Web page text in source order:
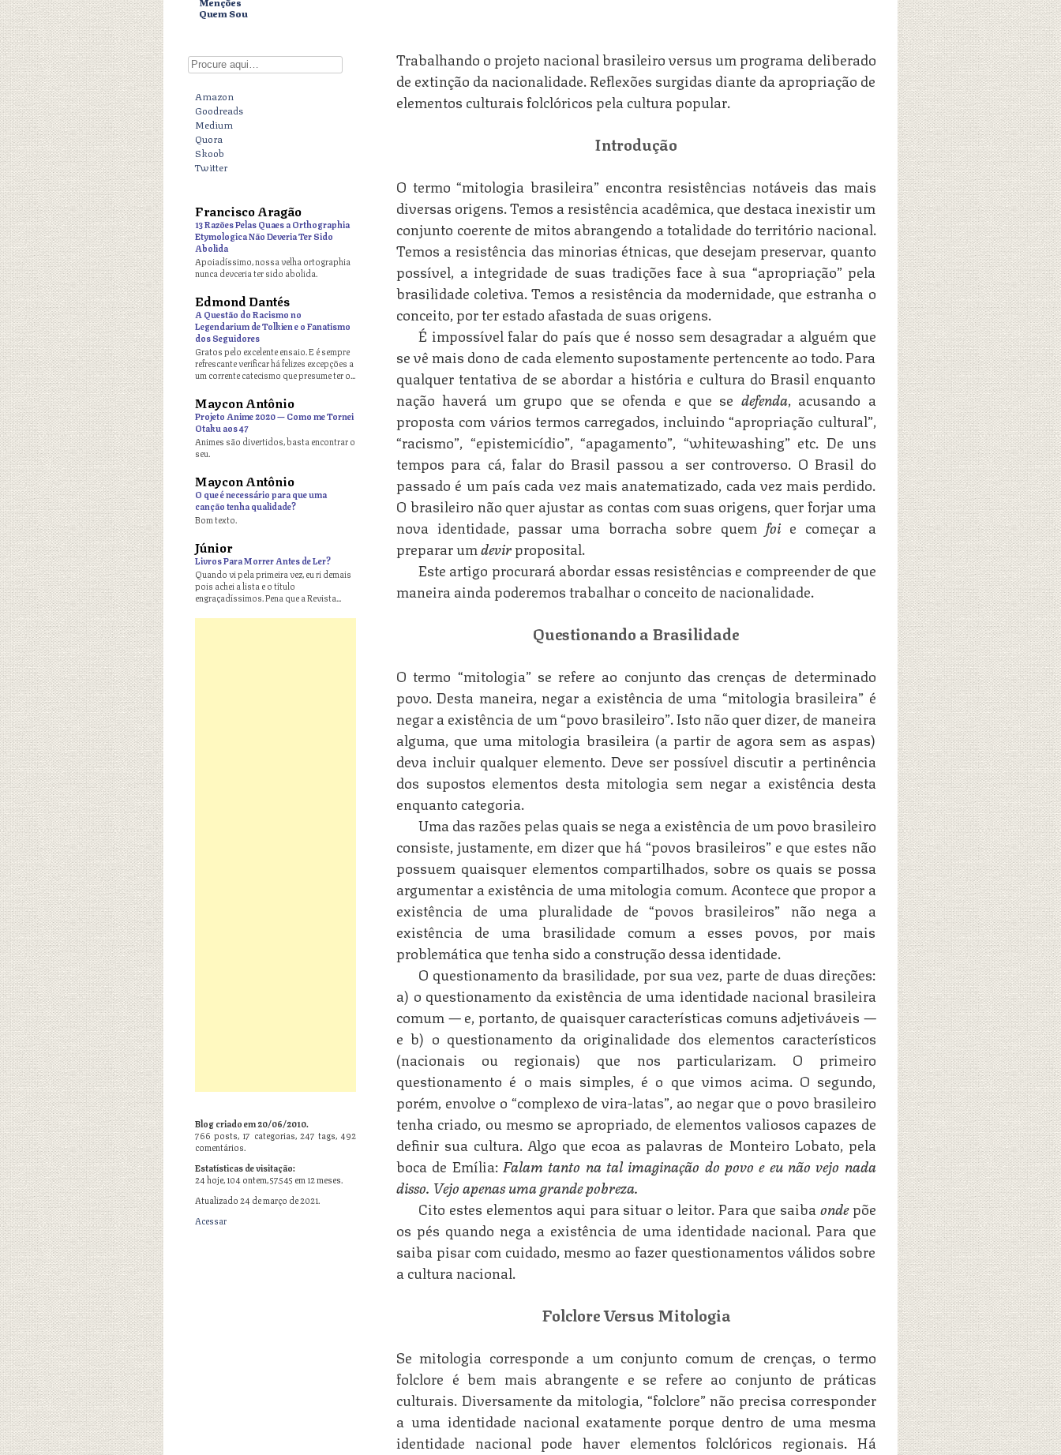
Quem Sou
Trabalhando o projeto nacional brasileiro versus um programa deliberado
de extinção da nacionalidade. Reflexões surgidas diante da apropriação de
elementos culturais folclóricos pela cultura popular.
Introdução
O termo “mitologia brasileira” encontra resistências notáveis das mais
diversas origens. Temos a resistência acadêmica, que destaca inexistir um
conjunto coerente de mitos abrangendo a totalidade do território nacional.
Temos a resistência das minorias étnicas, que desejam preservar, quanto
possível, a integridade de suas tradições face à sua “apropriação” pela
brasilidade coletiva. Temos a resistência da modernidade, que estranha o
conceito, por ter estado afastada de suas origens.
É impossível falar do país que é nosso sem desagradar a alguém que
se vê mais dono de cada elemento supostamente pertencente ao todo. Para
qualquer tentativa de se abordar a história e cultura do Brasil enquanto
nação haverá um grupo que se ofenda e que se defenda, acusando a
proposta com vários termos carregados, incluindo “apropriação cultural”,
“racismo”, “epistemicídio”, “apagamento”, “whitewashing” etc. De uns
tempos para cá, falar do Brasil passou a ser controverso. O Brasil do
passado é um país cada vez mais anatematizado, cada vez mais perdido.
O brasileiro não quer ajustar as contas com suas origens, quer forjar uma
nova identidade, passar uma borracha sobre quemfoi e começar a
preparar umdevirproposital.
Este artigo procurará abordar essas resistências e compreender de que
maneira ainda poderemos trabalhar o conceito de nacionalidade.
Questionando a Brasilidade
O termo “mitologia” se refere ao conjunto das crenças de determinado
povo. Desta maneira, negar a existência de uma “mitologia brasileira” é
negar a existência de um “povo brasileiro”. Isto não quer dizer, de maneira
alguma, que uma mitologia brasileira (a partir de agora sem as aspas)
deva incluir qualquer elemento. Deve ser possível discutir a pertinência
dos supostos elementos desta mitologia sem negar a existência desta
enquanto categoria.
Uma das razões pelas quais se nega a existência de um povo brasileiro
consiste, justamente, em dizer que há “povos brasileiros” e que estes não
possuem quaisquer elementos compartilhados, sobre os quais se possa
argumentar a existência de uma mitologia comum. Acontece que propor a
existência de uma pluralidade de “povos brasileiros” não nega a
existência de uma brasilidade comum a esses povos, por mais
problemática que tenha sido a construção dessa identidade.
O questionamento da brasilidade, por sua vez, parte de duas direções:
a) o questionamento da existência de uma identidade nacional brasileira
comum — e, portanto, de quaisquer características comuns adjetiváveis —
e b) o questionamento da originalidade dos elementos característicos
(nacionais ou regionais) que nos particularizam. O primeiro
questionamento é o mais simples, é o que vimos acima. O segundo,
porém, envolve o “complexo de vira-latas”, ao negar que o povo brasileiro
tenha criado, ou mesmo se apropriado, de elementos valiosos capazes de
definir sua cultura. Algo que ecoa as palavras de Monteiro Lobato, pela
boca de Emília: Falam tanto na tal imaginação do povo e eu não vejo nada
disso. Vejo apenas uma grande pobreza.
Cito estes elementos aqui para situar o leitor. Para que saibaondepõe
os pés quando nega a existência de uma identidade nacional. Para que
saiba pisar com cuidado, mesmo ao fazer questionamentos válidos sobre
a cultura nacional.
Folclore Versus Mitologia
Se mitologia corresponde a um conjunto comum de crenças, o termo
folclore é bem mais abrangente e se refere ao conjunto de práticas
culturais. Diversamente da mitologia, “folclore” não precisa corresponder
a uma identidade nacional exatamente porque dentro de uma mesma
identidade nacional pode haver elementos folclóricos regionais. Há
Digite aqui
Amazon
Goodreads
Medium
Quora
Skoob
Twitter
Francisco Aragão
13 Razões Pelas Quaes a Orthographia
Etymologica Não Deveria Ter Sido
Abolida
Apoiadíssimo, nossa velha ortographia
nunca devceria ter sido abolida.
Edmond Dantés
A Questão do Racismo no
Legendarium de Tolkien e o Fanatismo
dos Seguidores
Gratos pelo excelente ensaio. E é sempre
refrescante verificar há felizes excepções a
um corrente catecismo que presume ter o...
Maycon Antônio
Projeto Anime 2020 — Como me Tornei
Otaku aos 47
Animes são divertidos, basta encontrar o
seu.
Maycon Antônio
O que é necessário para que uma
canção tenha qualidade?
Bom texto.
Júnior
Livros Para Morrer Antes de Ler?
Quando vi pela primeira vez, eu ri demais
pois achei a lista e o título
engraçadíssimos. Pena que a Revista...
Blog criado em 20/06/2010.
766 posts, 17 categorias, 247 tags, 492
comentários.
Estatísticas de visitação:
24 hoje, 104 ontem, 57.545 em 12 meses.
Atualizado 24 de março de 2021.
Acessar